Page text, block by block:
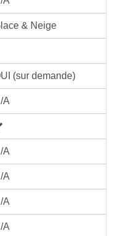
& Neige
(sur demande)
A
A
A
A
A